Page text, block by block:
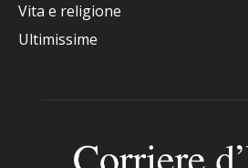
Vita e religione
Ultimissime